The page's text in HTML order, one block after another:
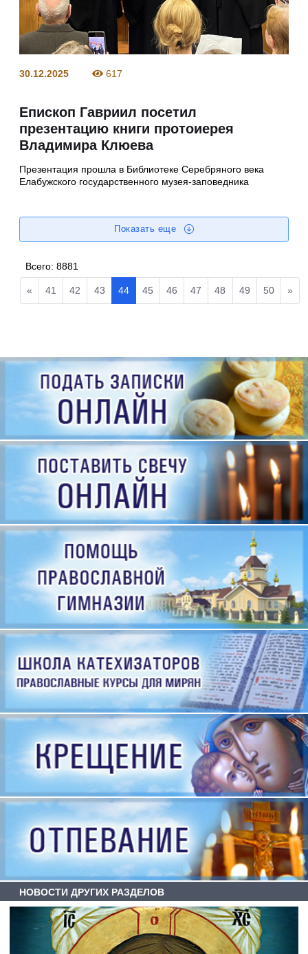
30.12.2025 617
Епископ Гавриил посетил
презентацию книги протоиерея
Владимира Клюева
Презентация прошла в Библиотеке Серебряного века
Елабужского государственного музея-заповедника
Показать еще
Всего:8881
« 41 42 43 44 45 46 47 48 49 50 »
НОВОСТИ ДРУГИХ РАЗДЕЛОВ